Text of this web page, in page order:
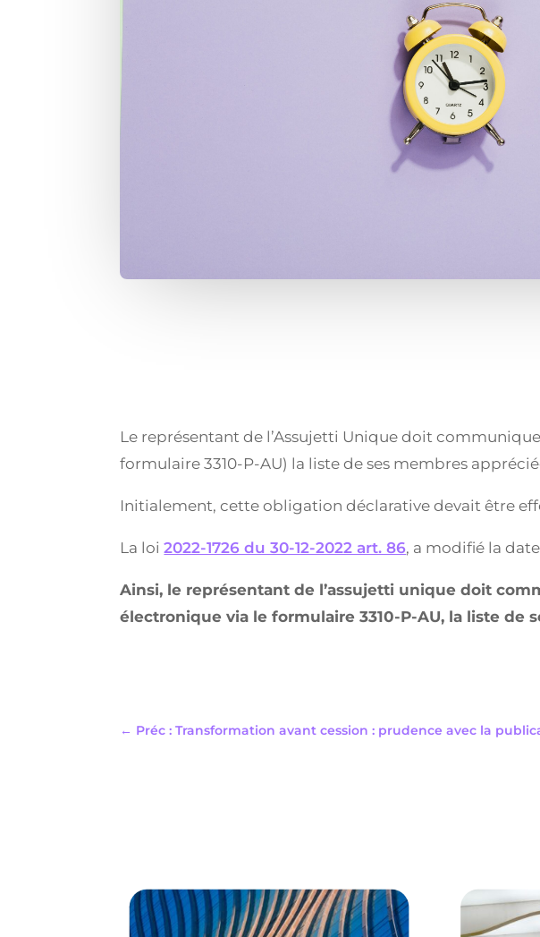
Le représentant de l’Assujetti Unique doit
formulaire 3310-P-AU) la liste de ses membres
Initialement, cette obligation déclarative devait être
La loi2022-1726 du 30-12-2022 art. 86, a modifié la
Ainsi, le représentant de l’assujetti unique doit
électronique via le formulaire 3310-P-AU, la liste de
← Préc : Transformation avant cession : prudence avec la